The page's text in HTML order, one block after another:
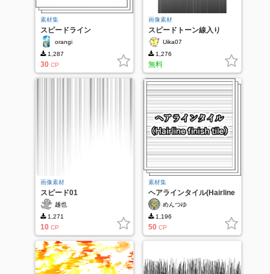
素材集
スピードライン
orangi
1,287
30 CP
画像素材
スピードトーン線入り
Uika07
1,276
無料
画像素材
スピード01
越也
1,271
10 CP
素材集
ヘアラインタイル(Hairline
finish tile)
めんつゆ
1,196
50 CP